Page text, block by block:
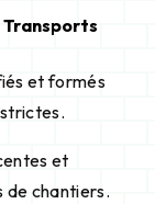
et formés
et
chantiers.